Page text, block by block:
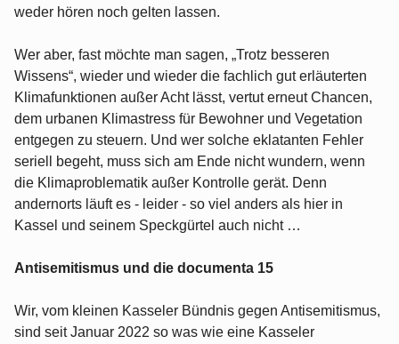
weder hören noch gelten lassen.
Wer aber, fast möchte man sagen, „Trotz besseren
Wissens“, wieder und wieder die fachlich gut erläuterten
Klimafunktionen außer Acht lässt, vertut erneut Chancen,
dem urbanen Klimastress für Bewohner und Vegetation
entgegen zu steuern. Und wer solche eklatanten Fehler
seriell begeht, muss sich am Ende nicht wundern, wenn
die Klimaproblematik außer Kontrolle gerät. Denn
andernorts läuft es - leider - so viel anders als hier in
Kassel und seinem Speckgürtel auch nicht …
Antisemitismus und die documenta 15
Wir, vom kleinen Kasseler Bündnis gegen Antisemitismus,
sind seit Januar 2022 so was wie eine Kasseler